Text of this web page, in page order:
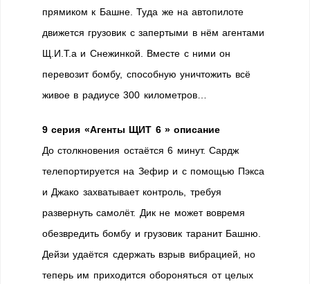
прямиком к Башне. Туда же на автопилоте
движется грузовик с запертыми в нём агентами
Щ.И.Т.а и Снежинкой. Вместе с ними он
перевозит бомбу, способную уничтожить всё
живое в радиусе 300 километров…
9 серия «Агенты ЩИТ 6 » описание
До столкновения остаётся 6 минут. Сардж
телепортируется на Зефир и с помощью Пэкса
и Джако захватывает контроль, требуя
развернуть самолёт. Дик не может вовремя
обезвредить бомбу и грузовик таранит Башню.
Дейзи удаётся сдержать взрыв вибрацией, но
теперь им приходится обороняться от целых